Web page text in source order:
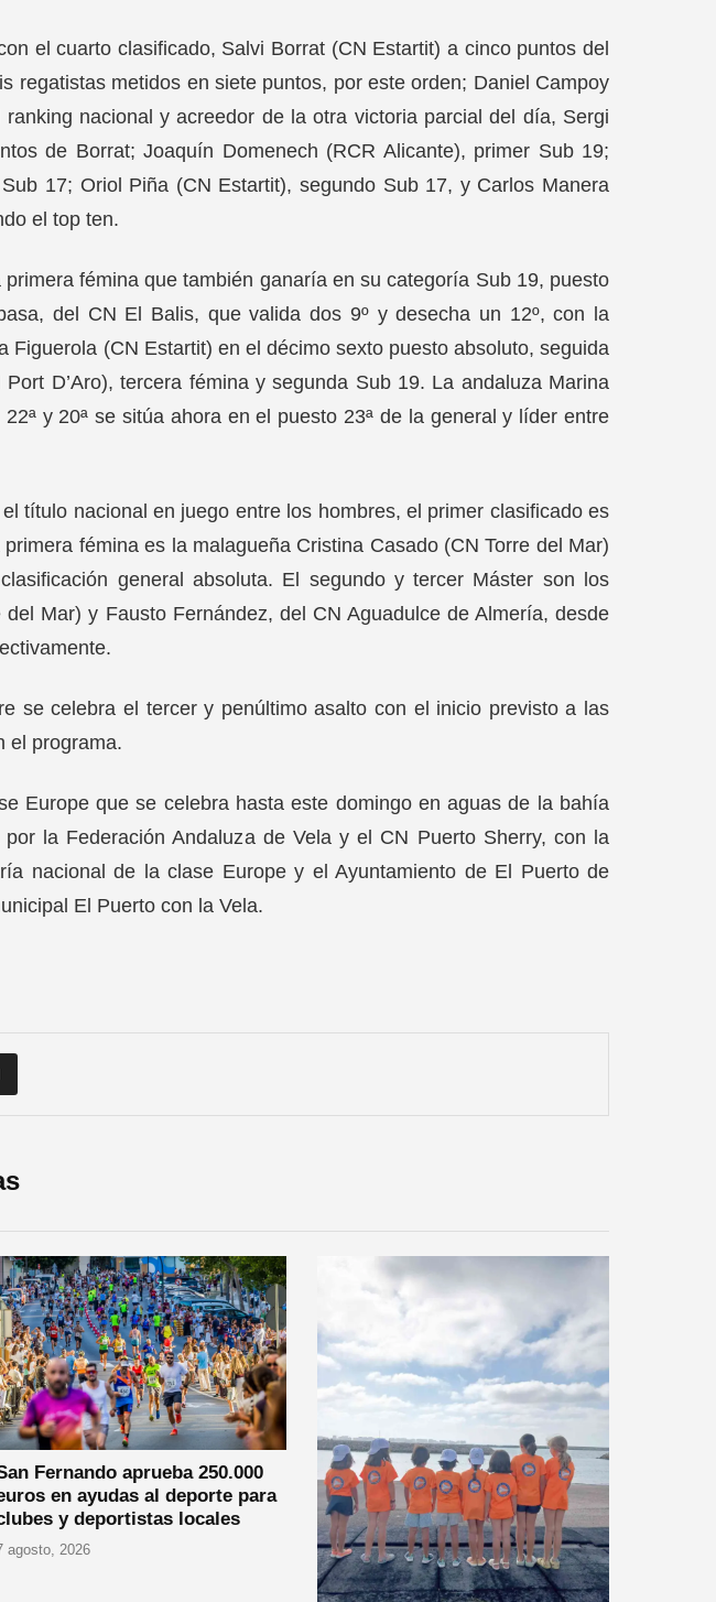
el cuarto clasificado, Salvi Borrat (CN Estartit) a cinco puntos del
regatistas metidos en siete puntos, por este orden; Daniel Campoy
nacional y acreedor de la otra victoria parcial del día, Sergi
de Borrat; Joaquín Domenech (RCR Alicante), primer Sub 19;
17; Oriol Piña (CN Estartit), segundo Sub 17, y Carlos Manera
el top ten.
fémina que también ganaría en su categoría Sub 19, puesto
del CN El Balis, que valida dos 9º y desecha un 12º, con la
Figuerola (CN Estartit) en el décimo sexto puesto absoluto, seguida
D’Aro), tercera fémina y segunda Sub 19. La andaluza Marina
y 20ª se sitúa ahora en el puesto 23ª de la general y líder entre
título nacional en juego entre los hombres, el primer clasificado es
fémina es la malagueña Cristina Casado (CN Torre del Mar)
general absoluta. El segundo y tercer Máster son los
Mar) y Fausto Fernández, del CN Aguadulce de Almería, desde
se celebra el tercer y penúltimo asalto con el inicio previsto a las
el programa.
Europe que se celebra hasta este domingo en aguas de la bahía
la Federación Andaluza de Vela y el CN Puerto Sherry, con la
nacional de la clase Europe y el Ayuntamiento de El Puerto de
El Puerto con la Vela.
Fernando aprueba 250.000
en ayudas al deporte para
y deportistas locales
agosto, 2026